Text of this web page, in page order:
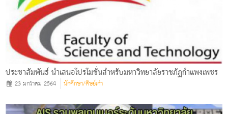
ประชาสัมพันธ์ นำเสนอโปรโมชั่นสำหรับมหาวิทยาลัยราชภัฏกำแพงเพชร
23 มกราคม 2564 นักศึกษา/ศิษย์เก่า